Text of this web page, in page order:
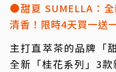
●甜夏 SUMELLA：
清香！限時4天買一送
主打直萃茶的品牌「
全新「桂花系列」3